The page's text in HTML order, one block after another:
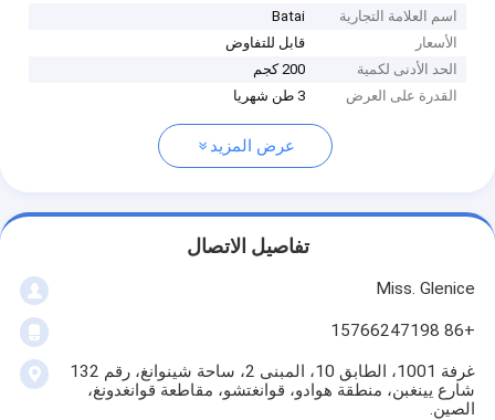
اسم العلامة التجارية
Batai
الأسعار
قابل للتفاوض
الحد الأدنى لكمية
200 كجم
القدرة على العرض
3 طن شهريا
عرض المزيد
تفاصيل الاتصال
Miss. Glenice
+86 15766247198
غرفة 1001، الطابق 10، المبنى 2، ساحة شينوانغ، رقم 132
شارع يينغبن، منطقة هوادو، قوانغتشو، مقاطعة قوانغدونغ،
الصين.